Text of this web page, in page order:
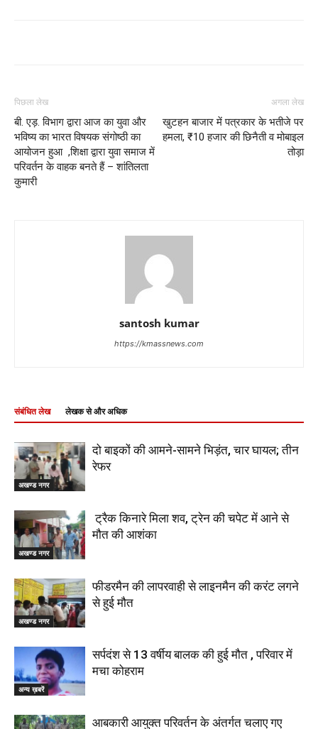
पिछला लेख
बी. एड़. विभाग द्वारा आज का युवा और
भविष्य का भारत विषयक संगोष्ठी का
आयोजन हुआ ,शिक्षा द्वारा युवा समाज में
परिवर्तन के वाहक बनते हैं – शांतिलता
कुमारी
अगला लेख
खुटहन बाजार में पत्रकार के भतीजे पर
हमला, ₹10 हजार की छिनैती व मोबाइल
तोड़ा
santosh kumar
https://kmassnews.com
संबंधित लेख लेखक से और अधिक
अखण्ड नगर
दो बाइकों की आमने-सामने भिड़ंत, चार घायल; तीन
रेफर
अखण्ड नगर
ट्रैक किनारे मिला शव, ट्रेन की चपेट में आने से
मौत की आशंका
अखण्ड नगर
फीडरमैन की लापरवाही से लाइनमैन की करंट लगने
से हुई मौत
अन्य ख़बरें
सर्पदंश से 13 वर्षीय बालक की हुई मौत , परिवार में
मचा कोहराम
आबकारी आयुक्त परिवर्तन के अंतर्गत चलाए गए